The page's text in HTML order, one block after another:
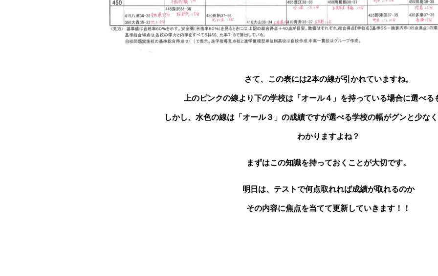
さて、この表には2本の線が引かれていますね。
上のピンクの線より下の学校は「オール４」を持っている場合に選べる
しかし、水色の線は「オール３」の成績ですが選べる学校の幅がグンと少な
わかりますよね？
まずはこの知識を持っておくことが大切です。
明日は、テストで何点取れれば成績が取れるのか
その内容に焦点を当てて更新していきます！！